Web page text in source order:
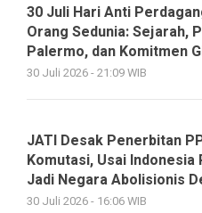
30 Juli Hari Anti
Orang Sedunia: Sejarah,
Palermo, dan Komitmen
30 Juli 2026 - 21:09 WIB
JATI Desak Penerbitan
Komutasi, Usai Indonesia
Jadi Negara Abolisionis
30 Juli 2026 - 16:06 WIB